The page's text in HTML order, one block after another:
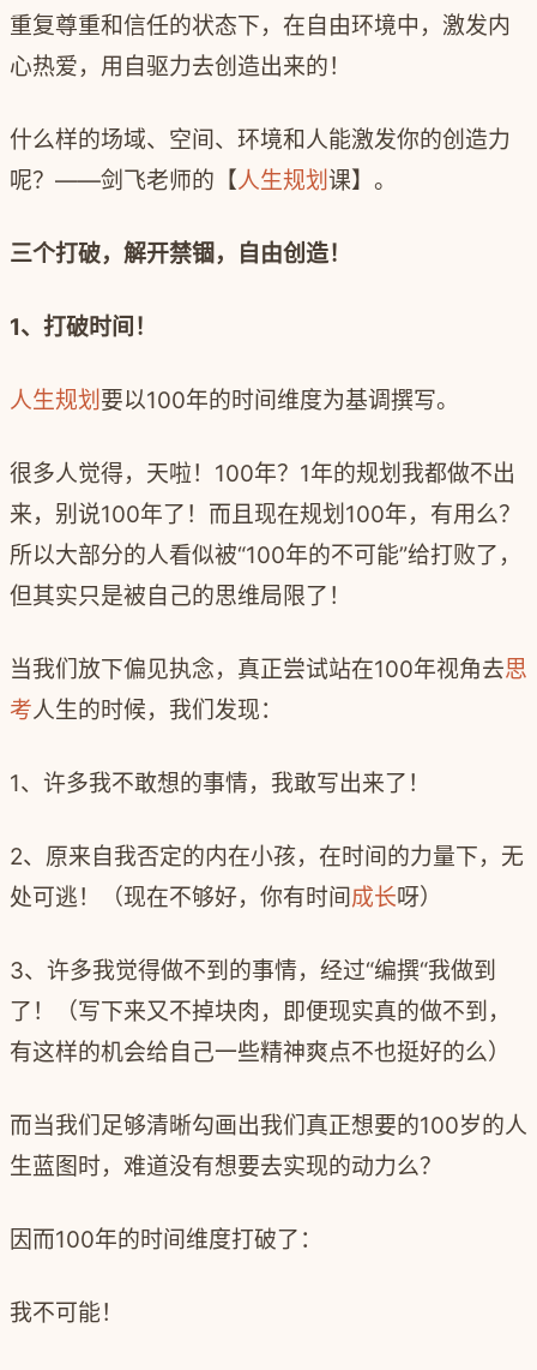
重复尊重和信任的状态下，在自由环境中，激发内
心热爱，用自驱力去创造出来的！
什么样的场域、空间、环境和人能激发你的创造力
呢？ ——剑飞老师的【人生规划 课】。
三个打破，解开禁锢，自由创造！
1、打破时间！
人生规划 要以100年的时间维度为基调撰写。
很多人觉得，天啦！ 100年？ 1年的规划我都做不出
来，别说100年了！而且现在规划 100年，有用么？
所以大部分的人看似被“100年的不可能”给打败了，
但其实只是被自己的思维局限了！
当我们放下偏见执念，真正尝试站在100年视角去思
考人生的时候，我们发现：
1、许多我不敢想的事情，我敢写出来了！
2、原来自我否定的内在小孩，在时间的力量下，无
处可逃！（现在不够好，你有时间成长呀）
3、许多我觉得做不到的事情，经过“编撰“我做到
了！（写下来又不掉块肉，即便现实真的做不到，
有这样的机会给自己一些精神爽点不也挺好的么）
而当我们足够清晰勾画出我们真正想要的100岁的人
生蓝图时，难道没有想要去实现的动力么？
因而100年的时间维度打破了：
我不可能！